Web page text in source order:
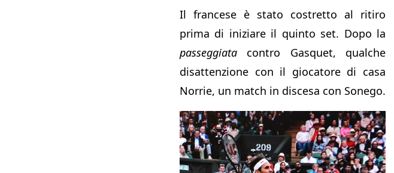
Il francese è stato costretto al ritiro
prima di iniziare il quinto set. Dopo la
passeggiata contro Gasquet, qualche
disattenzione con il giocatore di casa
Norrie, un match in discesa con Sonego.